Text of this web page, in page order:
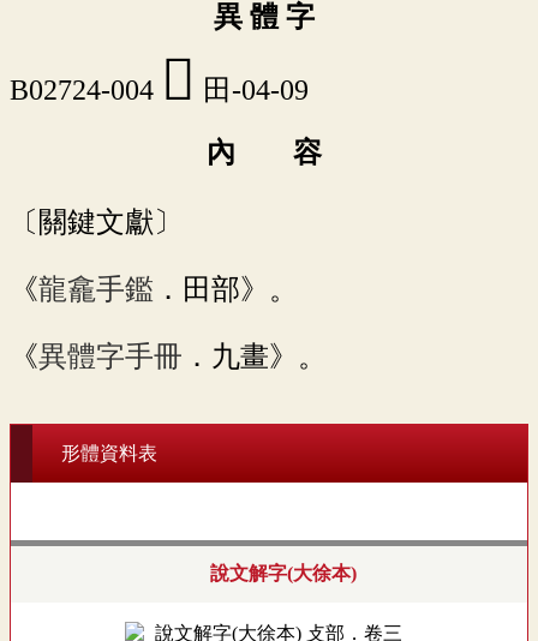
異 體 字
B02724-004 󸄦 田-04-09
內 容
〔關鍵文獻〕
《龍龕手鑑 ．田部》。
《異體字手冊 ．九畫》。
形體資料表
說文解字(大徐本)